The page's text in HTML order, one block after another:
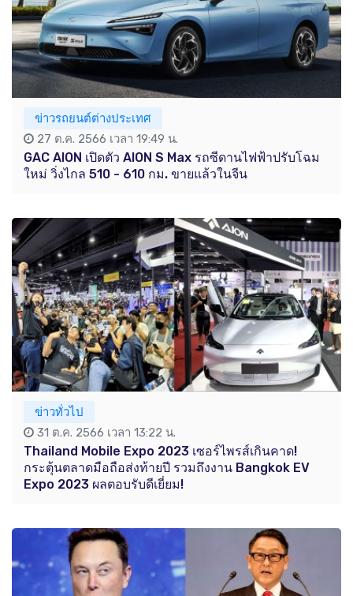
ข่าวรถยนต์ต่างประเทศ
27 ต.ค. 2566 เวลา 19:49 น.
GAC AION เปิดตัว AION S Max รถซีดานไฟฟ้าปรับโฉม
ใหม่ วิ่งไกล 510 - 610 กม. ขายแล้วในจีน
ข่าวทั่วไป
31 ต.ค. 2566 เวลา 13:22 น.
Thailand Mobile Expo 2023 เซอร์ไพรส์เกินคาด!
กระตุ้นตลาดมือถือส่งท้ายปี รวมถึงงาน Bangkok EV
Expo 2023 ผลตอบรับดีเยี่ยม!